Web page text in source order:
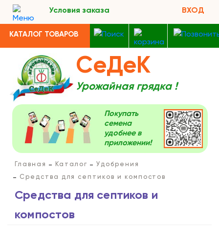
Условия заказа ВХОД
КАТАЛОГ ТОВАРОВ
СеДеК
Урожайная грядка !
Покупать
семена
удобнее в
приложении!
Главная Каталог
Удобрения
Средства для септиков и компостов
Средства для септиков и
компостов